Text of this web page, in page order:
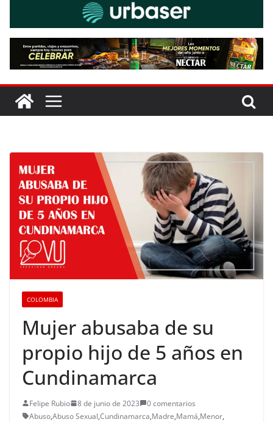
COLOMBIA
Mujer abusaba de su
propio hijo de 5 años en
Cundinamarca
Felipe Rubio 8 de junio de 2023
0 comentarios
Abuso,Abuso Sexual,Cundinamarca,Madre,Mamá,Menor,